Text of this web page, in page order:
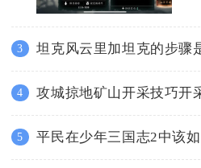
3 坦克风云里加坦克的步骤
4
5 平民在少年三国志2中该